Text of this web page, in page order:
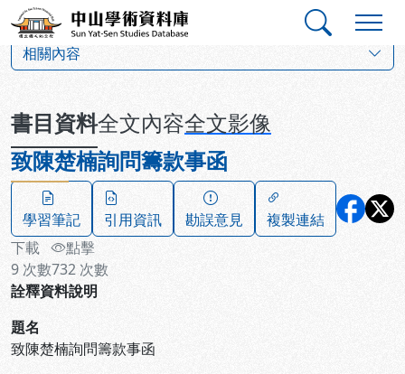
跳到主要內容
中山學術資料庫
相關內容
書目資料全文內容全文影像
致陳楚楠詢問籌款事函
學習筆記 引用資訊 勘誤意見
複製連結
下載
9 次數
點擊
732 次數
詮釋資料說明
題名
致陳楚楠詢問籌款事函